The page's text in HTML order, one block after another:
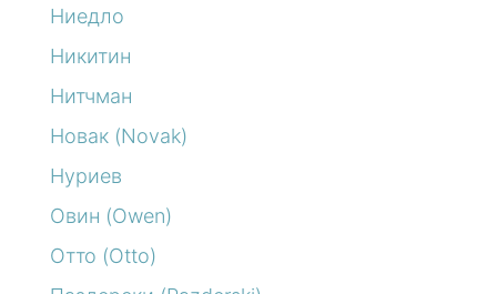
Ниедло
Никитин
Нитчман
Новак (Novak)
Нуриев
Овин (Owen)
Отто (Otto)